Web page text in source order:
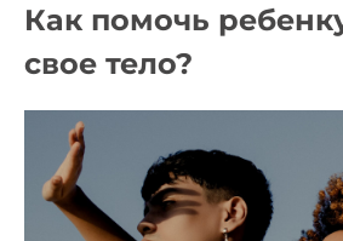
Как помочь
свое тело?